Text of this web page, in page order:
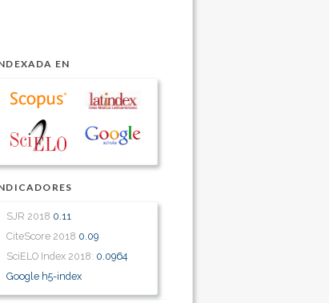
EN
SJR 2018 0.11
CiteScore 2018 0.09
SciELO Index 2018: 0.0964
Google h5-index